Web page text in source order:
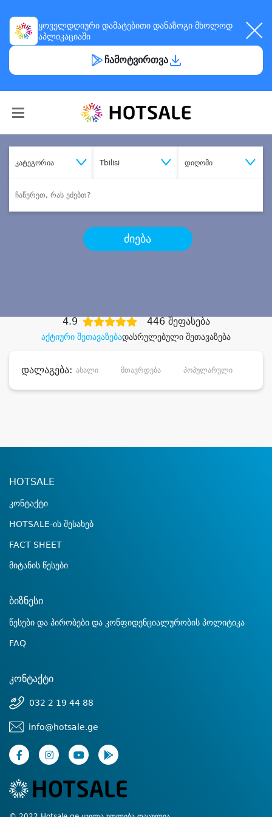
ყოველდღიური დამატებითი დანაზოგი მხოლოდ
აპლიკაციაში
ჩამოტვირთვა
კატეგორია Tbilisi დიღომი
ძიება
აქტიური შეთავაზებადასრულებული შეთავაზება
4.9 446 შეფასება
დალაგება: ახალი მთავრდება პოპულარული
HOTSALE
კონტაქტი
HOTSALE-ის შესახებ
FACT SHEET
მიტანის წესები
ბიზნესი
წესები და პირობები და კონფიდენციალურობის პოლიტიკა
FAQ
კონტაქტი
032 2 19 44 88
info@hotsale.ge